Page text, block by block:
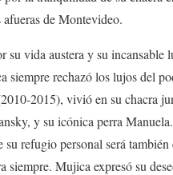
de Montevideo.
su vida austera y su incansable
siempre rechazó los lujos del
2015), vivió en su chacra
y su icónica perra
su refugio personal será
siempre. Mujica expresó su